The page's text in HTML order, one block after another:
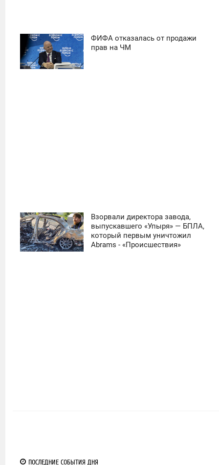
ФИФА отказалась от продажи
прав на ЧМ
Взорвали директора завода,
выпускавшего «Упыря» — БПЛА,
который первым уничтожил
Abrams - «Происшествия»
ПОСЛЕДНИЕ СОБЫТИЯ ДНЯ